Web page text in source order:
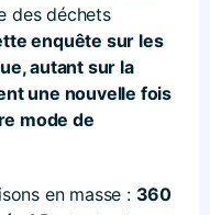
des déchets
enquête sur les
autant sur la
une nouvelle fois
mode de
en masse : 360